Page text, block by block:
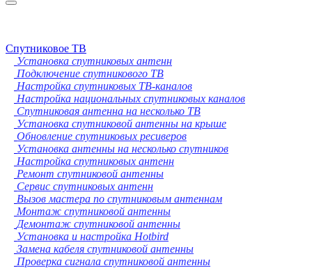
Toggle
Спутниковое ТВ
Установка спутниковых антенн
Подключение спутникового ТВ
Настройка спутниковых ТВ-каналов
Настройка национальных спутниковых каналов
Спутниковая антенна на несколько ТВ
Установка спутниковой антенны на крыше
Обновление спутниковых ресиверов
Установка антенны на несколько спутников
Настройка спутниковых антенн
Ремонт спутниковой антенны
Сервис спутниковых антенн
Вызов мастера по спутниковым антеннам
Монтаж спутниковой антенны
Демонтаж спутниковой антенны
Установка и настройка Hotbird
Замена кабеля спутниковой антенны
Проверка сигнала спутниковой антенны